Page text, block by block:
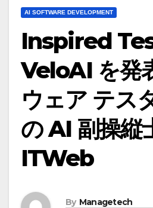
AI SOFTWARE DEVELOPMENT
Inspired
VeloAI を発
ウェア テス
の AI 副操縦
ITWeb
By Managetech